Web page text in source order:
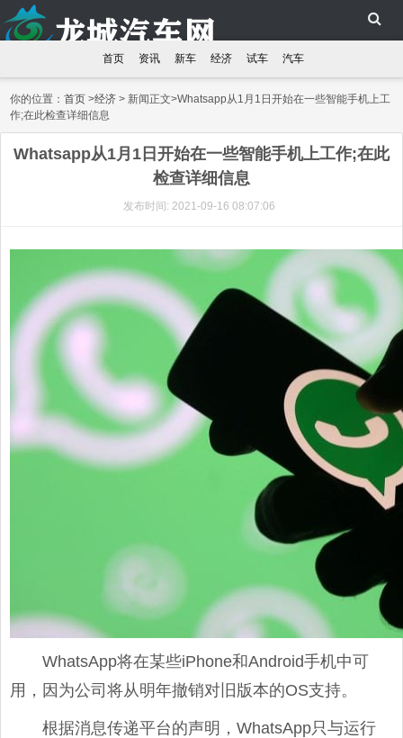
首页 资讯 新车 经济 试车 汽车
你的位置：首页 >经济 > 新闻正文>Whatsapp从1月1日开始在一些智能手机上工
作;在此检查详细信息
Whatsapp从1月1日开始在一些智能手机上工作;在此
检查详细信息
发布时间: 2021-09-16 08:07:06
WhatsApp将在某些iPhone和Android手机中可
用，因为公司将从明年撤销对旧版本的OS支持。
根据消息传递平台的声明，WhatsApp只与运行